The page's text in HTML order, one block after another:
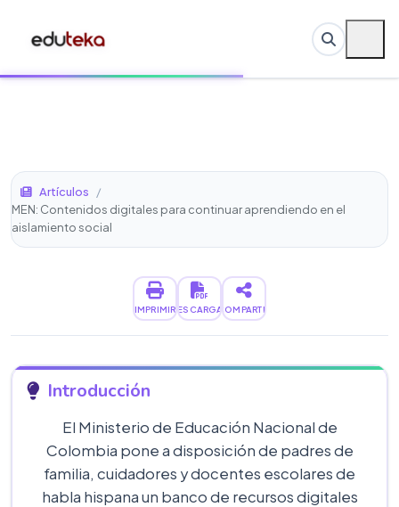
Artículos
/
MEN: Contenidos digitales para continuar aprendiendo en el
aislamiento social
IMPRIMIRDESCARGARCOMPARTIR
Introducción
El Ministerio de Educación Nacional de
Colombia pone a disposición de padres de
familia, cuidadores y docentes escolares de
habla hispana un banco de recursos digitales